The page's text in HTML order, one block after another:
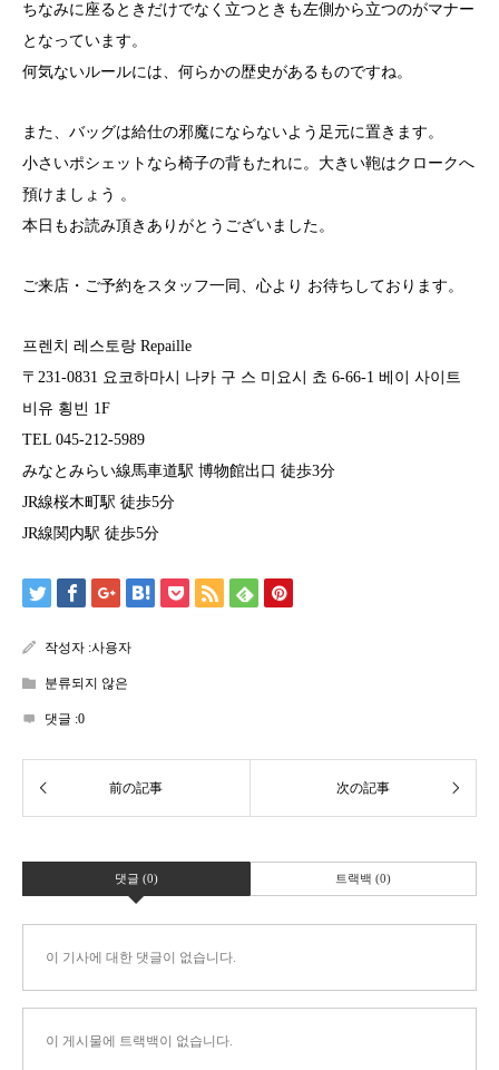
ちなみに座るときだけでなく立つときも左側から立つのがマナー
となっています。
何気ないルールには、何らかの歴史があるものですね。
また、バッグは給仕の邪魔にならないよう足元に置きます。
小さいポシェットなら椅子の背もたれに。大きい鞄はクロークへ
預けましょう 。
本日もお読み頂きありがとうございました。
ご来店・ご予約をスタッフ一同、心より お待ちしております。
프렌치 레스토랑 Repaille
〒231-0831 요코하마시 나카 구 스 미요시 쵸 6-66-1 베이 사이트
비유 횡빈 1F
TEL 045-212-5989
みなとみらい線馬車道駅 博物館出口 徒歩3分
JR線桜木町駅 徒歩5分
JR線関内駅 徒歩5分
작성자 :사용자
분류되지 않은
댓글 :0
댓글 (0) 트랙백 (0)
이 기사에 대한 댓글이 없습니다.
이 게시물에 트랙백이 없습니다.